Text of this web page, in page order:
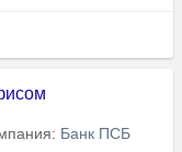
Банк ПСБ